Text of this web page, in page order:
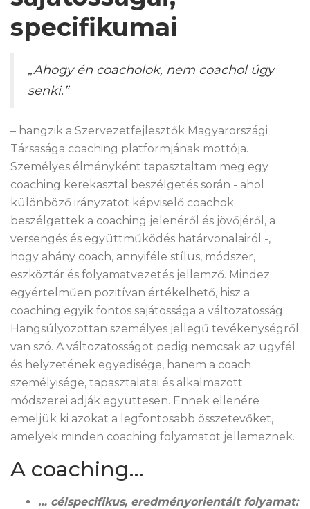
specifikumai
„Ahogy én coacholok, nem coachol úgy
senki.”
– hangzik a Szervezetfejlesztők Magyarországi
Társasága coaching platformjának mottója.
Személyes élményként tapasztaltam meg egy
coaching kerekasztal beszélgetés során - ahol
különböző irányzatot képviselő coachok
beszélgettek a coaching jelenéről és jövőjéről, a
versengés és együttműködés határvonalairól -,
hogy ahány coach, annyiféle stílus, módszer,
eszköztár és folyamatvezetés jellemző. Mindez
egyértelműen pozitívan értékelhető, hisz a
coaching egyik fontos sajátossága a változatosság.
Hangsúlyozottan személyes jellegű tevékenységről
van szó. A változatosságot pedig nemcsak az ügyfél
és helyzetének egyedisége, hanem a coach
személyisége, tapasztalatai és alkalmazott
módszerei adják együttesen. Ennek ellenére
emeljük ki azokat a legfontosabb összetevőket,
amelyek minden coaching folyamatot jellemeznek.
A coaching…
… célspecifikus, eredményorientált folyamat: